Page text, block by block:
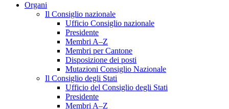
Organi
Il Consiglio nazionale
Ufficio Consiglio nazionale
Presidente
Membri A–Z
Membri per Cantone
Disposizione dei posti
Mutazioni Consiglio Nazionale
Il Consiglio degli Stati
Ufficio del Consiglio degli Stati
Presidente
Membri A–Z